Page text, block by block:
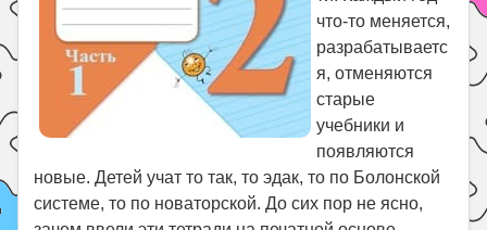
что-то меняется,
разрабатываетс
я, отменяются
старые
учебники и
появляются
новые. Детей учат то так, то эдак, то по Болонской
системе, то по новаторской. До сих пор не ясно,